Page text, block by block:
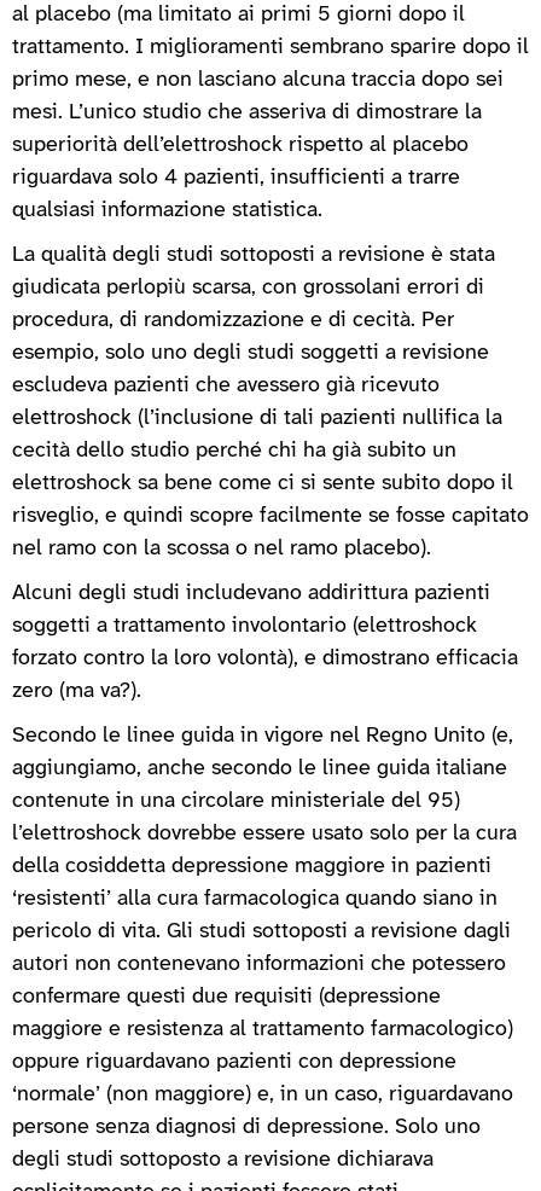
al placebo (ma limitato ai primi 5 giorni dopo il
trattamento. I miglioramenti sembrano sparire dopo il
primo mese, e non lasciano alcuna traccia dopo sei
mesi. L’unico studio che asseriva di dimostrare la
superiorità dell’elettroshock rispetto al placebo
riguardava solo 4 pazienti, insufficienti a trarre
qualsiasi informazione statistica.
La qualità degli studi sottoposti a revisione è stata
giudicata perlopiù scarsa, con grossolani errori di
procedura, di randomizzazione e di cecità. Per
esempio, solo uno degli studi soggetti a revisione
escludeva pazienti che avessero già ricevuto
elettroshock (l’inclusione di tali pazienti nullifica la
cecità dello studio perché chi ha già subito un
elettroshock sa bene come ci si sente subito dopo il
risveglio, e quindi scopre facilmente se fosse capitato
nel ramo con la scossa o nel ramo placebo).
Alcuni degli studi includevano addirittura pazienti
soggetti a trattamento involontario (elettroshock
forzato contro la loro volontà), e dimostrano efficacia
zero (ma va?).
Secondo le linee guida in vigore nel Regno Unito (e,
aggiungiamo, anche secondo le linee guida italiane
contenute in una circolare ministeriale del 95)
l’elettroshock dovrebbe essere usato solo per la cura
della cosiddetta depressione maggiore in pazienti
‘resistenti’ alla cura farmacologica quando siano in
pericolo di vita. Gli studi sottoposti a revisione dagli
autori non contenevano informazioni che potessero
confermare questi due requisiti (depressione
maggiore e resistenza al trattamento farmacologico)
oppure riguardavano pazienti con depressione
‘normale’ (non maggiore) e, in un caso, riguardavano
persone senza diagnosi di depressione. Solo uno
degli studi sottoposto a revisione dichiarava